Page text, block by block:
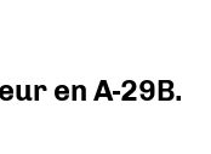
en A-29B.